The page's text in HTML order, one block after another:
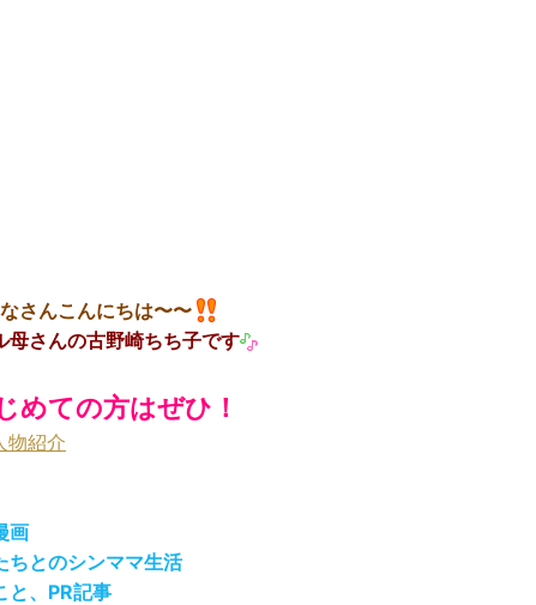
さんこんにちは〜〜
母さんの古野崎ちち子です
めての方はぜひ！
物紹介
画
ちとのシンママ生活
と、PR記事